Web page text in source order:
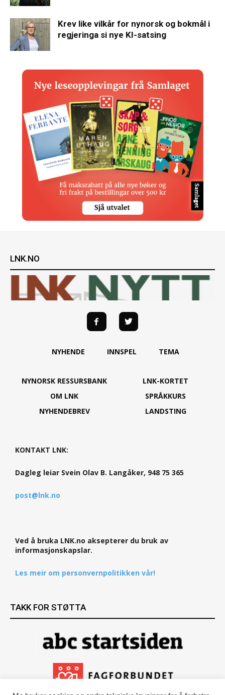
Krev like vilkår for nynorsk og bokmål i
regjeringa si nye KI-satsing
LNK.NO
NYHENDE INNSPEL TEMA
NYNORSK RESSURSBANK
OM LNK
NYHENDEBREV
LNK-KORTET
SPRÅKKURS
LANDSTING
KONTAKT LNK:
Dagleg leiar Svein Olav B. Langåker, 948 75 365
post@lnk.no
Ved å bruka LNK.no aksepterer du bruk av
informasjonskapslar.
Les meir om personvernpolitikken vår!
TAKK FOR STØTTA